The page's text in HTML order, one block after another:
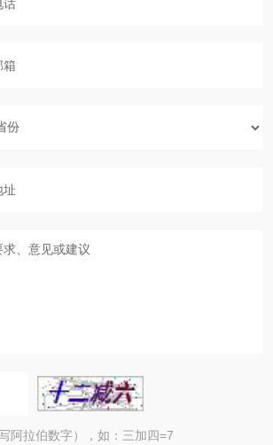
阿拉伯数字），如：三加四=7